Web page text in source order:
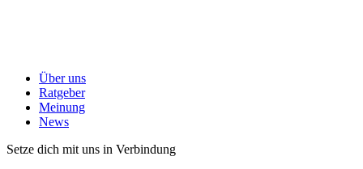
Über uns
Ratgeber
Meinung
News
Setze dich mit uns in Verbindung